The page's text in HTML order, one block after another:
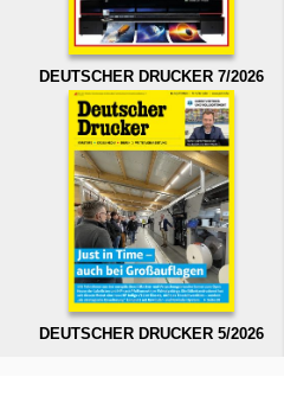
DEUTSCHER DRUCKER 7/2026
DEUTSCHER DRUCKER 5/2026